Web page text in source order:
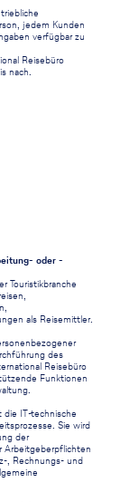
jedem Kunden
verfügbar zu
Reisebüro
nach.
oder -
Touristikbranche
als Reisemittler.
des
Reisebüro
Funktionen
die IT-technische
Sie wird
der
Arbeitgeberpflichten
, Rechnungs- und